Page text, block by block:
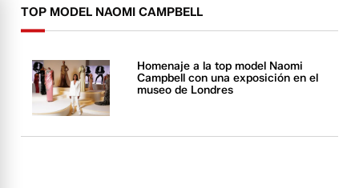
TOP MODEL NAOMI CAMPBELL
Homenaje a la top model Naomi
Campbell con una exposición en el
museo de Londres